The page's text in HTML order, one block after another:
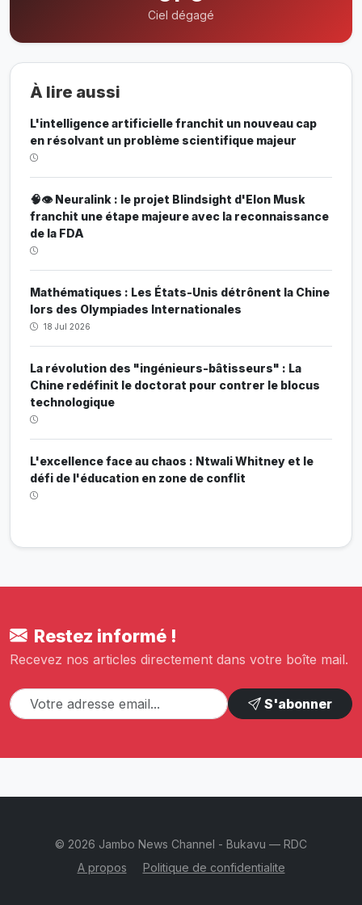
Ciel dégagé
À lire aussi
L'intelligence artificielle franchit un nouveau cap
en résolvant un problème scientifique majeur
🧠👁️ Neuralink : le projet Blindsight d'Elon Musk
franchit une étape majeure avec la reconnaissance
de la FDA
Mathématiques : Les États-Unis détrônent la Chine
lors des Olympiades Internationales
18 Jul 2026
La révolution des "ingénieurs-bâtisseurs" : La
Chine redéfinit le doctorat pour contrer le blocus
technologique
L'excellence face au chaos : Ntwali Whitney et le
défi de l'éducation en zone de conflit
Restez informé !
Recevez nos articles directement dans votre boîte mail.
S'abonner
© 2026 Jambo News Channel - Bukavu — RDC
A propos
Politique de confidentialite